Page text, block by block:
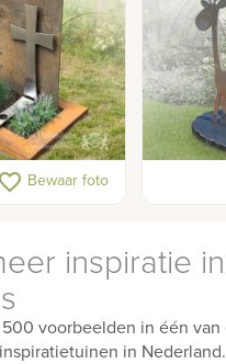
favorite_border Bewaar foto
Girafje
inspiratie
voorbeelden in één
in Nederland.